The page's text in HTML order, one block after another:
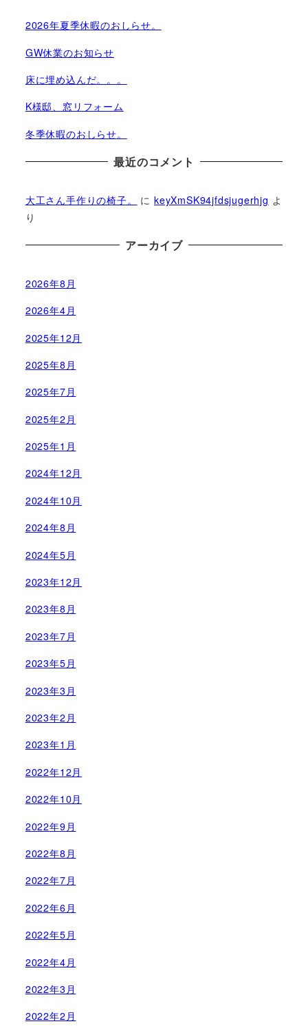
2026年夏季休暇のおしらせ。
GW休業のお知らせ
床に埋め込んだ。。。
K様邸、窓リフォーム
冬季休暇のおしらせ。
最近のコメント
大工さん手作りの椅子。 にkeyXmSK94jfdsjugerhjg よ
り
アーカイブ
2026年8月
2026年4月
2025年12月
2025年8月
2025年7月
2025年2月
2025年1月
2024年12月
2024年10月
2024年8月
2024年5月
2023年12月
2023年8月
2023年7月
2023年5月
2023年3月
2023年2月
2023年1月
2022年12月
2022年10月
2022年9月
2022年8月
2022年7月
2022年6月
2022年5月
2022年4月
2022年3月
2022年2月